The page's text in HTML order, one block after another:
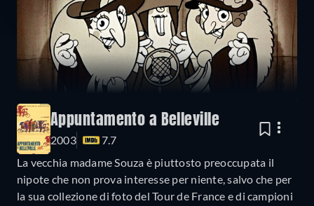
Appuntamento a Belleville
2003
7.7
La vecchia madame Souza è piuttosto preoccupata il
nipote che non prova interesse per niente, salvo che per
la sua collezione di foto del Tour de France e di campioni